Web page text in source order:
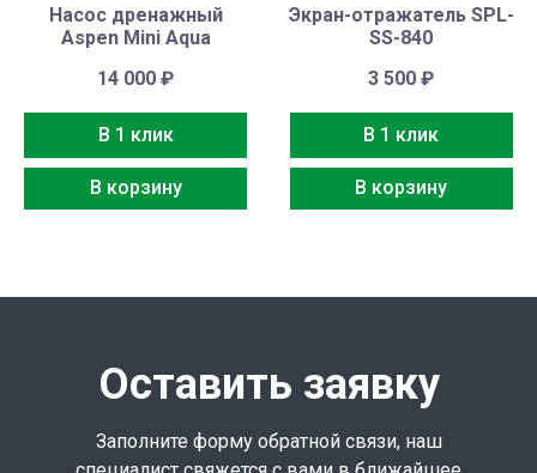
Насос дренажный
Aspen Mini Aqua
14 000₽
В 1 клик
В корзину
Экран-отражатель SPL-
SS-840
3 500₽
В 1 клик
В корзину
Оставить заявку
Заполните форму обратной связи, наш